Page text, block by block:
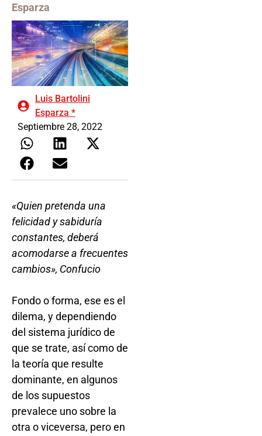
Esparza
Luis Bartolini
Esparza *
Septiembre 28, 2022
«Quien pretenda una
felicidad y sabiduría
constantes, deberá
acomodarse a frecuentes
cambios», Confucio
Fondo o forma, ese es el
dilema, y dependiendo
del sistema jurídico de
que se trate, así como de
la teoría que resulte
dominante, en algunos
de los supuestos
prevalece uno sobre la
otra o viceversa, pero en